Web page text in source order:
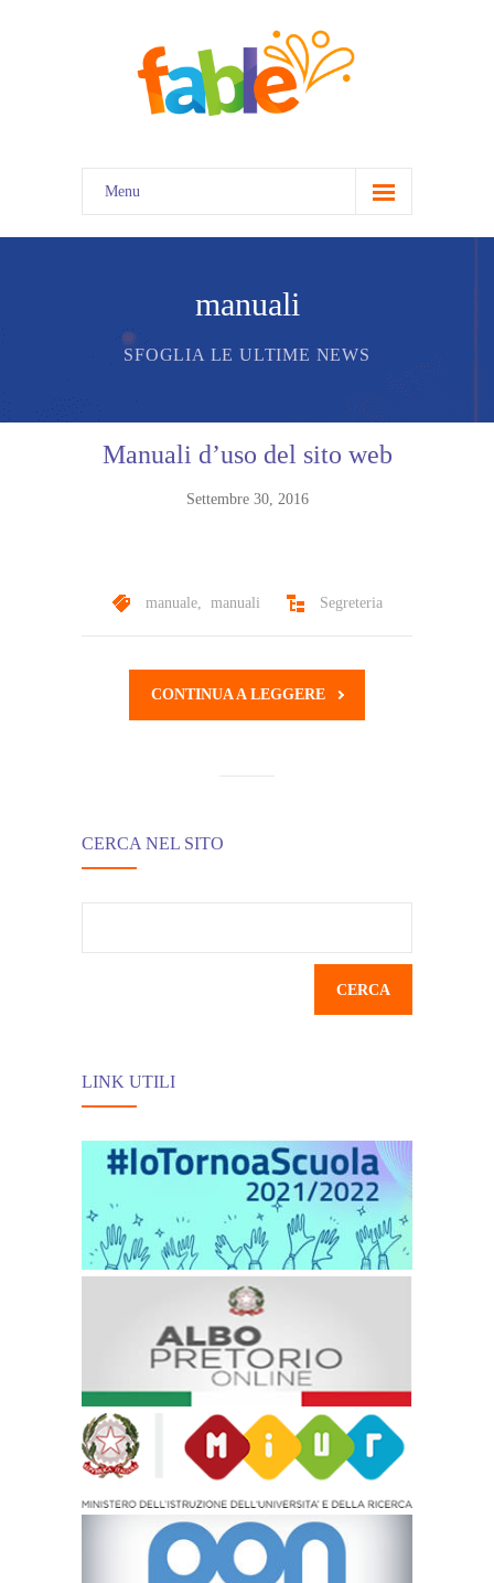
Menu
home
manuali
SFOGLIA LE ULTIME NEWS
Manuali d’uso del sito web
Settembre 30, 2016
manuale, manuali Segreteria
CONTINUA A LEGGERE
CERCA NEL SITO
LINK UTILI